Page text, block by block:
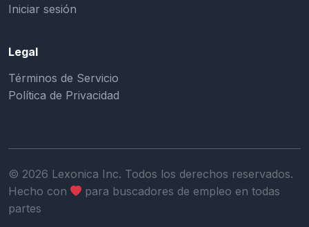
Iniciar sesión
Legal
Términos de Servicio
Política de Privacidad
© 2026 Lexonica Inc. Todos los derechos reservados.
Hecho con
para buscadores de empleo en todas
partes